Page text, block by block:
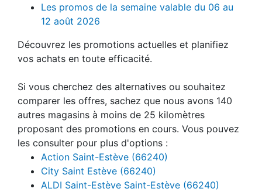
Les promos de la semaine valable du 06 au
12 août 2026
Découvrez les promotions actuelles et planifiez
vos achats en toute efficacité.
Si vous cherchez des alternatives ou souhaitez
comparer les offres, sachez que nous avons 140
autres magasins à moins de 25 kilomètres
proposant des promotions en cours. Vous pouvez
les consulter pour plus d'options :
Action Saint-Estève (66240)
City Saint Estève (66240)
ALDI Saint-Estève Saint-Estève (66240)